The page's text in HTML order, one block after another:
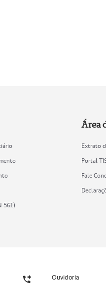
561)
Área
Extrato
Portal
Fale
Ouvidoria